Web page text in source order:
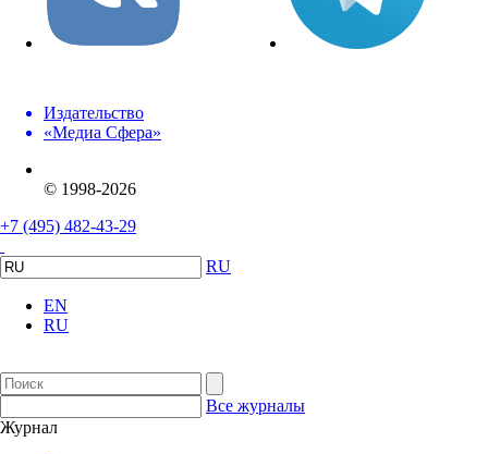
Издательство
«Медиа Сфера»
© 1998-2026
+7 (495) 482-43-29
RU
EN
RU
Все журналы
Журнал